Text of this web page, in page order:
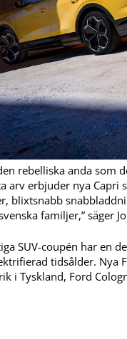
rebelliska anda som
arv erbjuder nya Capri
blixtsnabb
familjer,” säger
SUV-coupén har en
tidsålder. Nya
i Tyskland, Ford